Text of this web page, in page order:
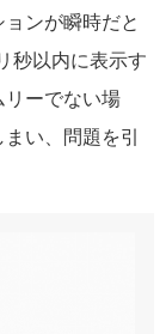
ンが瞬時だと
秒以内に表示す
ーでない場
い、問題を引